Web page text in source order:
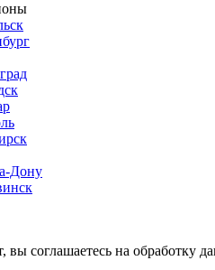
Дону
вы соглашаетесь на обработку